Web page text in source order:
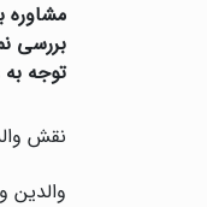
مشاوره
بررسی
توجه
نقش
والدین